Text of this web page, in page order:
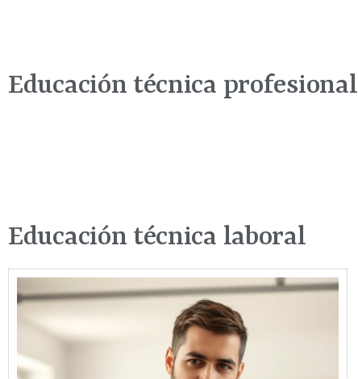
Educación técnica profesional
Educación técnica laboral